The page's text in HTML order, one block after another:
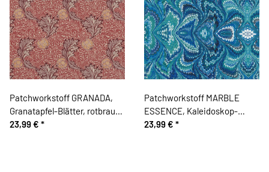
Patchworkstoff GRANADA,
Granatapfel-Blätter, rotbraun,
Morris & Co.
23,99 € *
Patchworkstoff MARBLE
ESSENCE, Kaleidoskop-
Blüten, mintgrün, In the
23,99 € *